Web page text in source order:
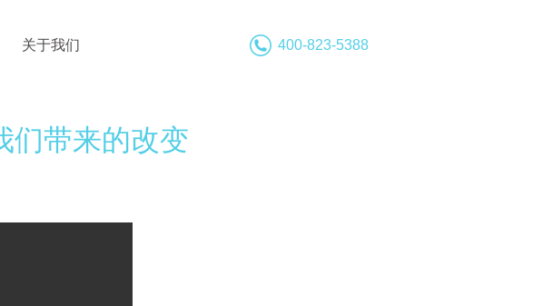
关于我们 400-823-5388
们带来的改变